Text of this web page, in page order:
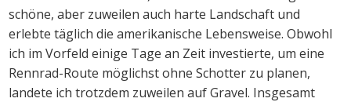
schöne, aber zuweilen auch harte Landschaft und
erlebte täglich die amerikanische Lebensweise. Obwohl
ich im Vorfeld einige Tage an Zeit investierte, um eine
Rennrad-Route möglichst ohne Schotter zu planen,
landete ich trotzdem zuweilen auf Gravel. Insgesamt